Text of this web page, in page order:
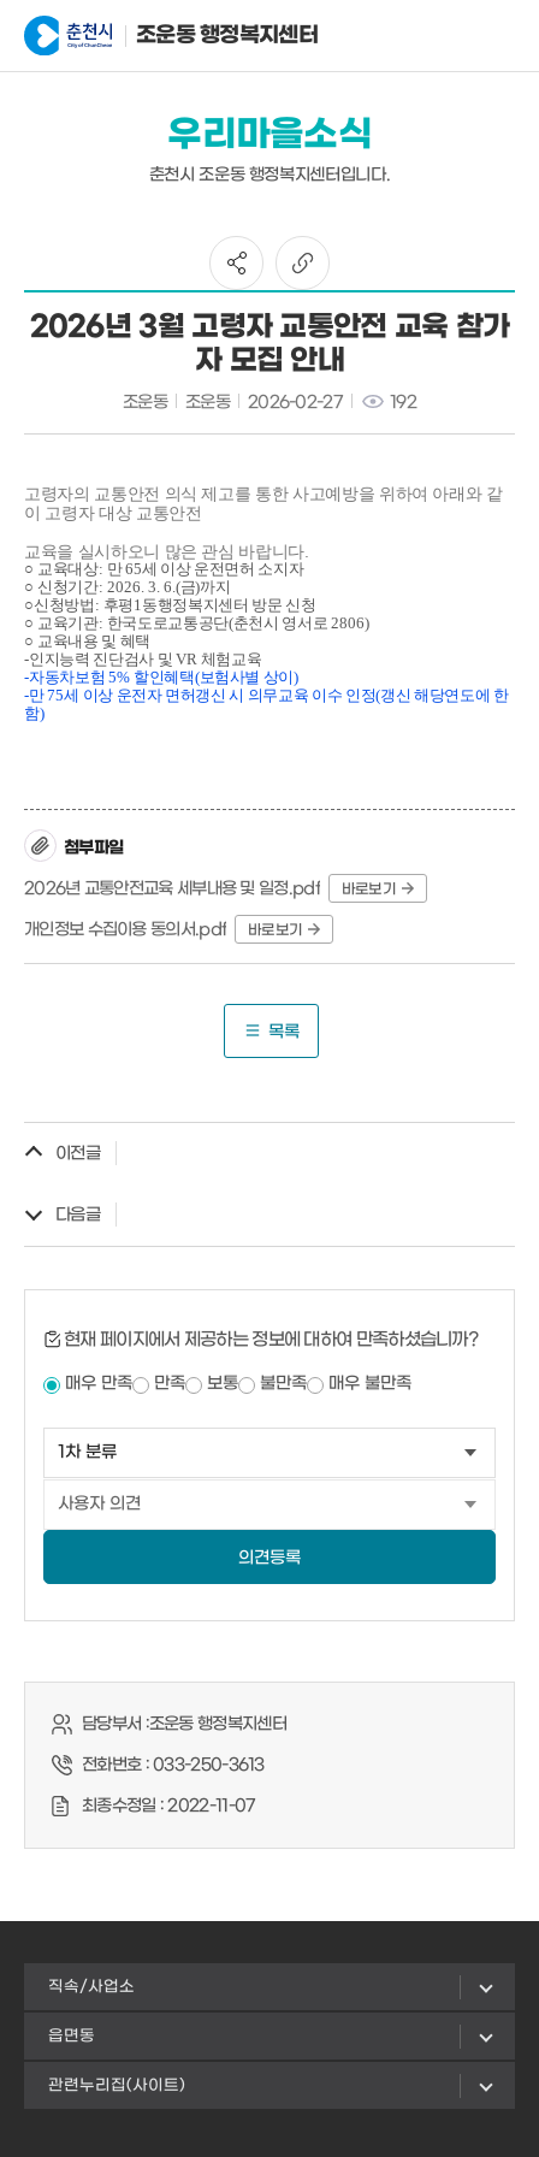
조운동 행정복지센터
우리마을소식
춘천시 조운동 행정복지센터입니다.
2026년 3월 고령자 교통안전 교육 참가
자 모집 안내
조운동 조운동 2026-02-27 192
고령자의 교통안전 의식 제고를 통한 사고예방을 위하여 아래와 같
이 고령자 대상 교통안전
교육을 실시하오니 많은 관심 바랍니다
○ 교육대상: 만65세 이상 운전면허 소지자
○ 신청기간: 2026. 3. 6.(금)까지
○신청방법 : 후평 1동행정복지센터 방문 신청
○ 교육기관: 한국도로교통공단(춘천시 영서로2806)
○ 교육내용 및 혜택
-인지능력 진단검사 및 VR 체험교육
-자동차보험 5% 할인혜택(보험사별 상이)
-만75세 이상 운전자 면허갱신 시 의무교육 이수 인정(갱신 해당연도에 한
함)
첨부파일
2026년 교통안전교육 세부내용 및 일정.pdf
바로보기
개인정보 수집이용 동의서.pdf 바로보기
목록
이전글
다음글
현재 페이지에서 제공하는 정보에 대하여 만족하셨습니까?
매우 만족 만족 보통 불만족 매우 불만족
의견등록
담당부서 :조운동 행정복지센터
전화번호 :033-250-3613
최종수정일 :2022-11-07
직속/사업소
읍면동
관련누리집(사이트)